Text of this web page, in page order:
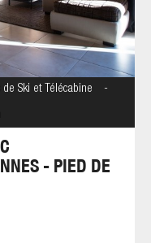
de Ski et Télécabine
- PIED DE